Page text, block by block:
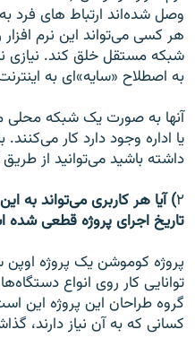
وصل شده‌اند ارتباط های فرد
هر کسی می‌تواند این نرم
شبکه مستقل خلق کند.
به اصطلاح «سایه»ای به
آنها به صورت یک شبکه محلی
یا اداره وجود دارد کار می‌کنند.
داشته باشید می‌توانید از
۲) آیا هر کاربری می‌تواند به
تاریخ اجرای پروژه قطعی
پروژه کوموشن یک پروژه
توانایی کار روی انواع
گروه طراحان این پروژه این
کسانی که به آن نیاز دارند،